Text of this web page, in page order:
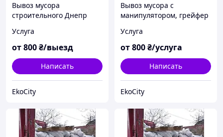
Вывоз мусора
строительного Днепр
Услуга
от800₴/выезд
Написать
EkoCity
Вывоз мусора с
манипулятором, грейфер
Услуга
от800₴/услуга
Написать
EkoCity